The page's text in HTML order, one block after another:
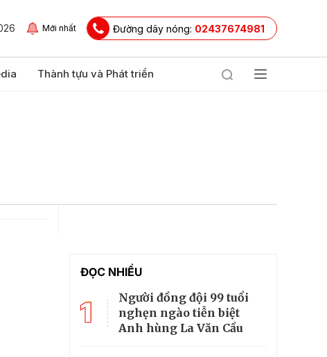
Mới nhất Đường dây nóng: 02437674981
Thành tựu và Phát triển
ĐỌC NHIỀU
1
Người đồng đội 99 tuổi
nghẹn ngào tiễn biệt
Anh hùng La Văn Cầu